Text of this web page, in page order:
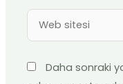
sitesi
Daha sonraki